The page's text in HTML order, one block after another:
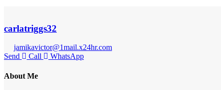
carlatriggs32
jamikavictor@1mail.x24hr.com
Send
Call WhatsApp
About Me